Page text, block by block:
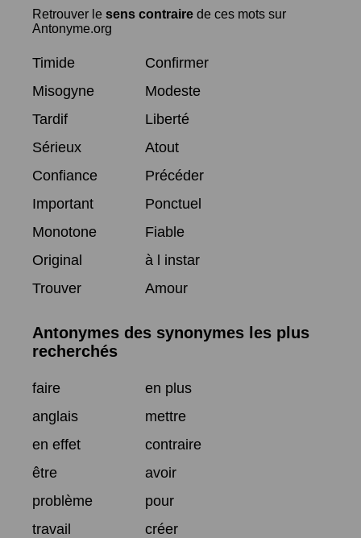
Retrouver le sens contraire de ces mots sur
Antonyme.org
Timide
Confirmer
Misogyne
Modeste
Tardif
Liberté
Sérieux
Atout
Confiance
Précéder
Important
Ponctuel
Monotone
Fiable
Original
à l instar
Trouver
Amour
Antonymes des synonymes les plus
recherchés
faire
en plus
anglais
mettre
en effet
contraire
être
avoir
problème
pour
travail
créer